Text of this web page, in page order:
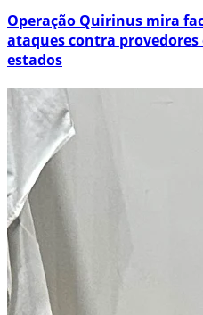
Operação Quirinus mira
ataques contra
estados